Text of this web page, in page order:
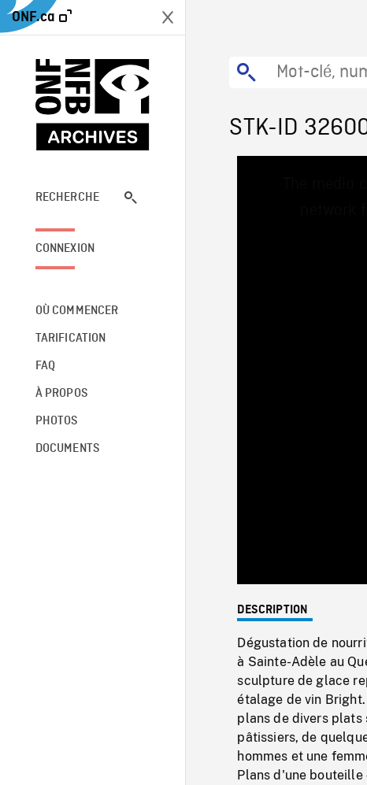
ONF.ca
RECHERCHE
CONNEXION
OÙ COMMENCER
TARIFICATION
FAQ
À PROPOS
PHOTOS
DOCUMENTS
STK-ID
DESCRIPTION
Dégustation de
à Sainte-Adèle au
sculpture de glace
étalage de vin
plans de divers plats
pâtissiers, de
hommes et une
Plans d'une bouteille